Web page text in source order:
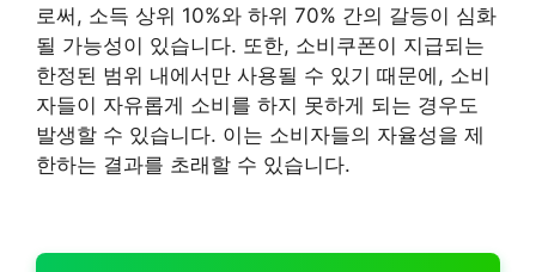
로써, 소득 상위 10%와 하위 70% 간의 갈등이 심화
될 가능성이 있습니다. 또한, 소비쿠폰이 지급되는
한정된 범위 내에서만 사용될 수 있기 때문에, 소비
자들이 자유롭게 소비를 하지 못하게 되는 경우도
발생할 수 있습니다. 이는 소비자들의 자율성을 제
한하는 결과를 초래할 수 있습니다.